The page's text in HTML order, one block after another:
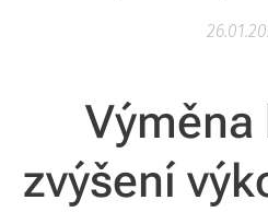
Výměna
zvýšení